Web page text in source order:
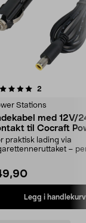
2
Stations
med 12V/
til Cocraft
1,2 m
praktisk lading via
–
Legg i handlekurv
4.0 av 5 stjerner